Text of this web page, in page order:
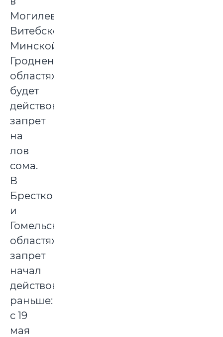
Могилевской,
Витебской,
Минской,
Гродненских
областях
будет
действовать
запрет
на
лов
сома.
В
Бресткой
и
Гомельской
областях
запрет
начал
действовать
раньше:
с 19
мая